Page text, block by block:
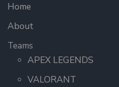
Home
About
Teams
APEX LEGENDS
VALORANT